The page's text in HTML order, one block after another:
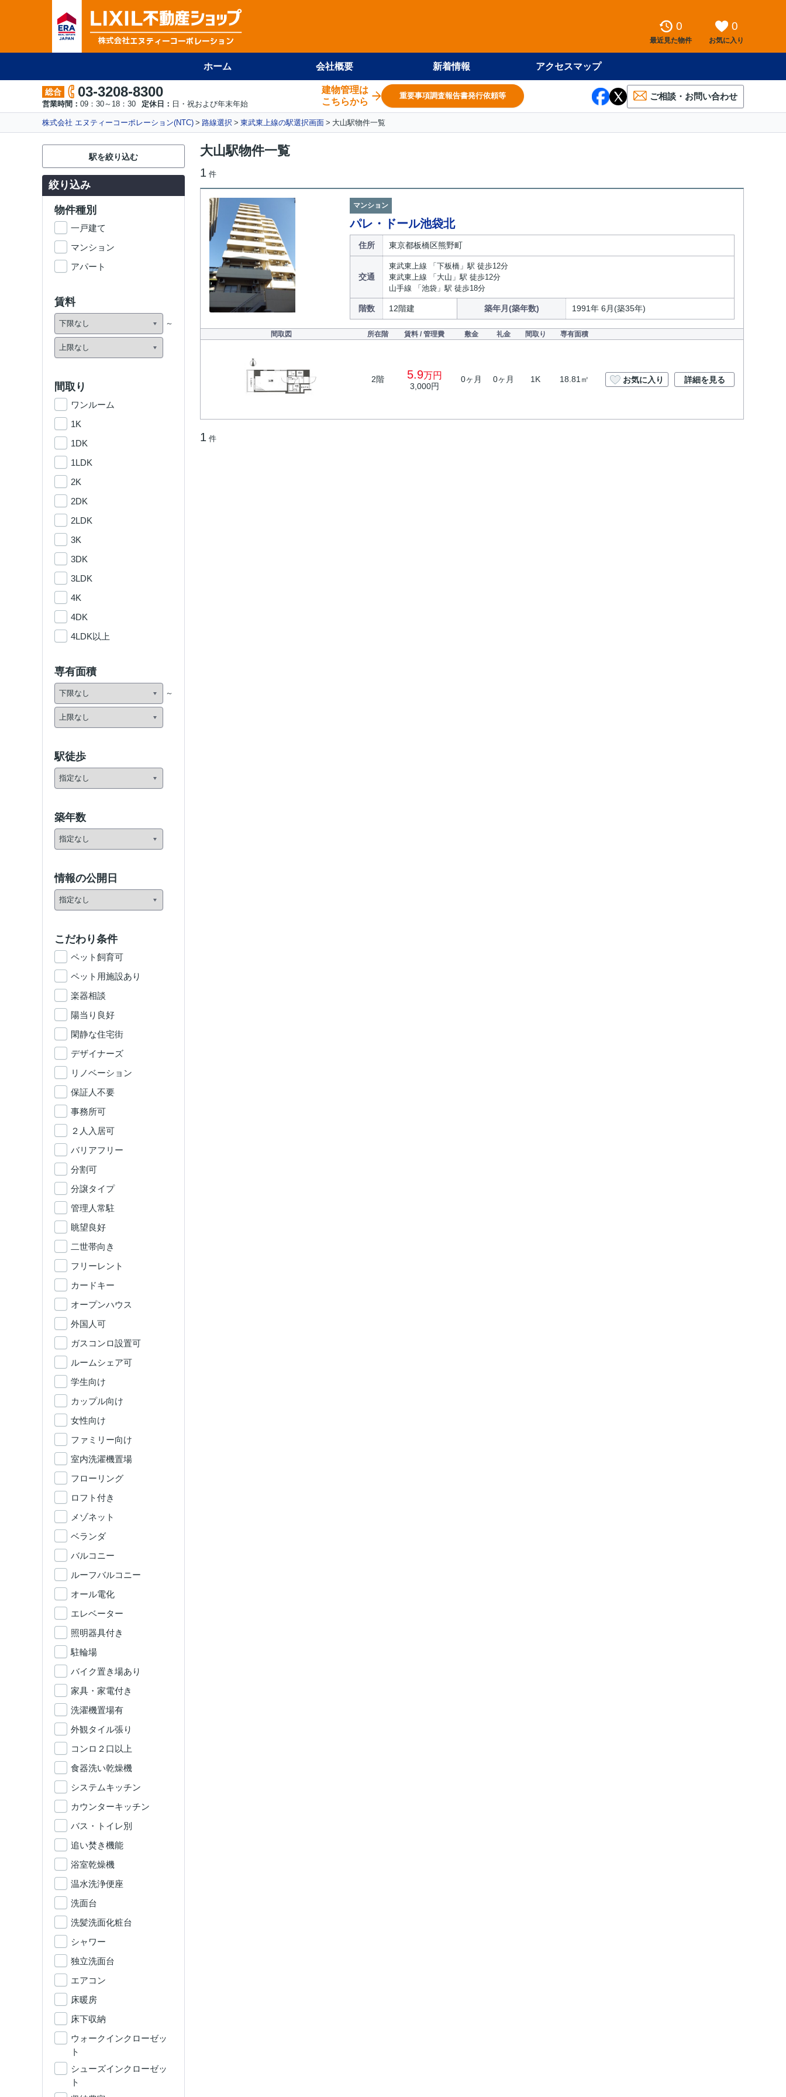
0
最近見た物件
0
お気に入り
ホーム 会社概要 新着情報 アクセスマップ
総合 03-3208-8300
営業時間： 09：30～18：30 定休日： 日・祝および年末年始
建物管理は
こちらから
重要事項調査報告書発行依頼等 ご相談・お問い合わせ
株式会社 エヌティーコーポレーション(NTC) 路線選択 東武東上線の駅選択画面 大山駅物件一覧
大山駅物件一覧
1 件
マンション
パレ・ドール池袋北
住所 東京都板橋区熊野町
交通
東武東上線 「下板橋」駅 徒歩12分
東武東上線 「大山」駅 徒歩12分
山手線 「池袋」駅 徒歩18分
階数 12階建 築年月(築年数) 1991年 6月(築35年)
間取図 所在階 賃料 / 管理費 敷金 礼金 間取り 専有面積
2階 5.9万円
3,000円
0ヶ月 0ヶ月 1K 18.81㎡ お気に入り 詳細を見る
1 件
駅を絞り込む
絞り込み
物件種別
一戸建て
マンション
アパート
賃料
間取り
ワンルーム
1K
1DK
1LDK
2K
2DK
2LDK
3K
3DK
3LDK
4K
4DK
4LDK以上
専有面積
駅徒歩
築年数
情報の公開日
こだわり条件
ペット飼育可
ペット用施設あり
楽器相談
陽当り良好
閑静な住宅街
デザイナーズ
リノベーション
保証人不要
事務所可
２人入居可
バリアフリー
分割可
分譲タイプ
管理人常駐
眺望良好
二世帯向き
フリーレント
カードキー
オープンハウス
外国人可
ガスコンロ設置可
ルームシェア可
学生向け
カップル向け
女性向け
ファミリー向け
室内洗濯機置場
フローリング
ロフト付き
メゾネット
ベランダ
バルコニー
ルーフバルコニー
オール電化
エレベーター
照明器具付き
駐輪場
バイク置き場あり
家具・家電付き
洗濯機置場有
外観タイル張り
コンロ２口以上
食器洗い乾燥機
システムキッチン
カウンターキッチン
バス・トイレ別
追い焚き機能
浴室乾燥機
温水洗浄便座
洗面台
洗髪洗面化粧台
シャワー
独立洗面台
エアコン
床暖房
床下収納
ウォークインクローゼッ
ト
シューズインクローゼッ
ト